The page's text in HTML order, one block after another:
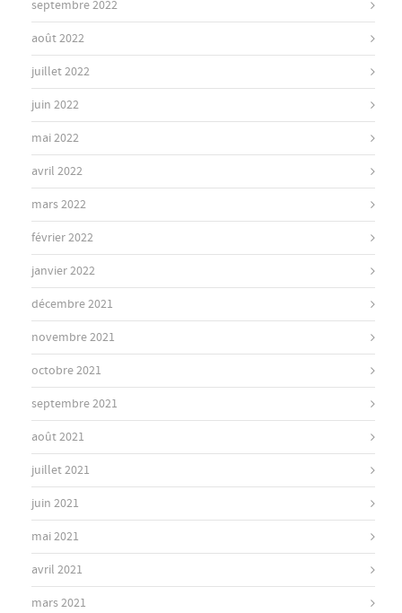
septembre 2022
août 2022
juillet 2022
juin 2022
mai 2022
avril 2022
mars 2022
février 2022
janvier 2022
décembre 2021
novembre 2021
octobre 2021
septembre 2021
août 2021
juillet 2021
juin 2021
mai 2021
avril 2021
mars 2021